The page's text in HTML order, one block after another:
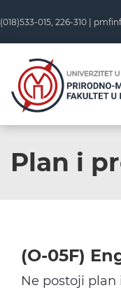
to
content
(018)533-015, 226-310 |
Plan i
(O-05F)
Ne postoji plan